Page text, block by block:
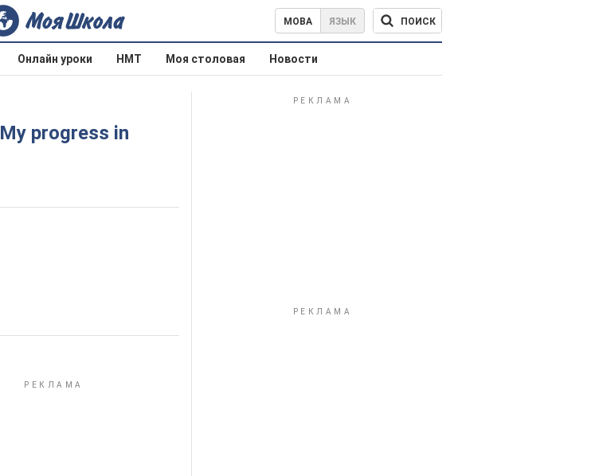
МОВА ЯЗЫК ПОИСК
Онлайн уроки НМТ Моя столовая Новости